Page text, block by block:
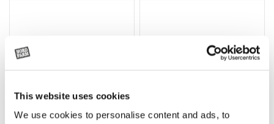
This website uses cookies
We use cookies to personalise content and ads, to